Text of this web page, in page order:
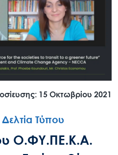
15 Οκτωβρίου 2021
Τύπου
Ο.ΦΥ.ΠΕ.Κ.Α.